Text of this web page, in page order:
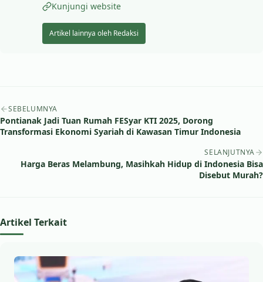
Kunjungi website
Artikel lainnya oleh Redaksi
Navigasi artikel
SEBELUMNYA
Pontianak Jadi Tuan Rumah FESyar KTI 2025, Dorong
Transformasi Ekonomi Syariah di Kawasan Timur Indonesia
SELANJUTNYA
Harga Beras Melambung, Masihkah Hidup di Indonesia Bisa
Disebut Murah?
Artikel Terkait